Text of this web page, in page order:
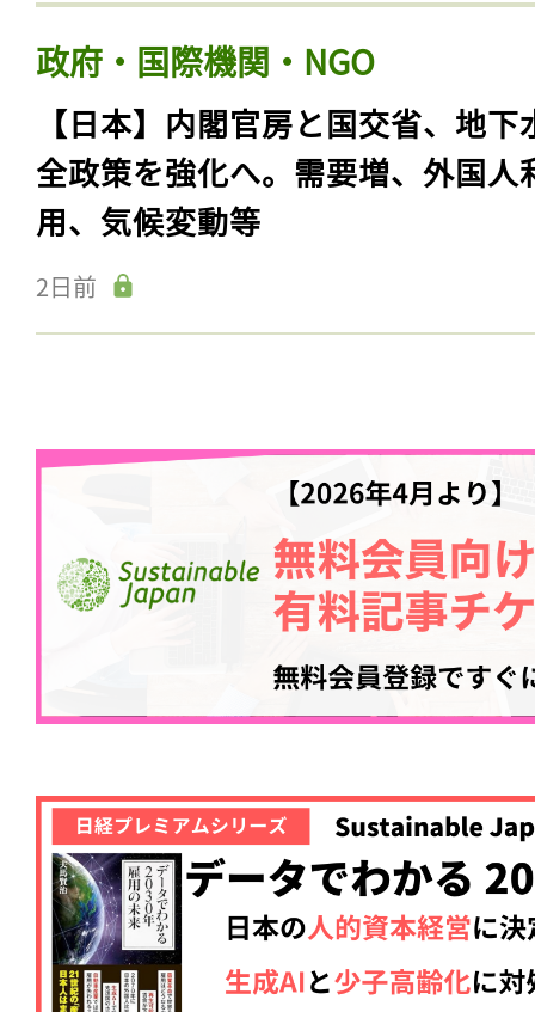
政府・国際機関・NGO
【日本】内閣官房と国交省、地下
全政策を強化へ。需要増、外国人
用、気候変動等
2日前